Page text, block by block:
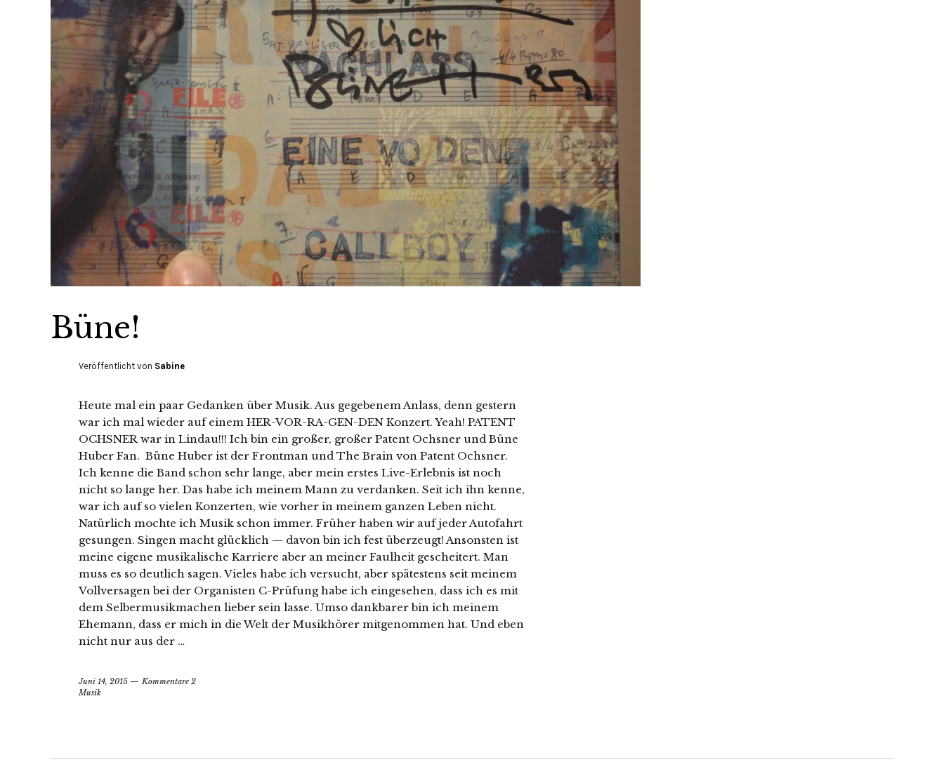
Büne!
Veröffentlicht von Sabine
Heute mal ein paar Gedanken über Musik. Aus gegebenem Anlass, denn gestern
war ich mal wieder auf einem HER-VOR-RA-GEN-DEN Konzert. Yeah! PATENT
OCHSNER war in Lindau!!! Ich bin ein großer, großer Patent Ochsner und Büne
Huber Fan. Büne Huber ist der Frontman und The Brain von Patent Ochsner.
Ich kenne die Band schon sehr lange, aber mein erstes Live-Erlebnis ist noch
nicht so lange her. Das habe ich meinem Mann zu verdanken. Seit ich ihn kenne,
war ich auf so vielen Konzerten, wie vorher in meinem ganzen Leben nicht.
Natürlich mochte ich Musik schon immer. Früher haben wir auf jeder Autofahrt
gesungen. Singen macht glücklich — davon bin ich fest überzeugt! Ansonsten ist
meine eigene musikalische Karriere aber an meiner Faulheit gescheitert. Man
muss es so deutlich sagen. Vieles habe ich versucht, aber spätestens seit meinem
Vollversagen bei der Organisten C-Prüfung habe ich eingesehen, dass ich es mit
dem Selbermusikmachen lieber sein lasse. Umso dankbarer bin ich meinem
Ehemann, dass er mich in die Welt der Musikhörer mitgenommen hat. Und eben
nicht nur aus der …
Juni 14, 2015
Kommentare 2
Musik